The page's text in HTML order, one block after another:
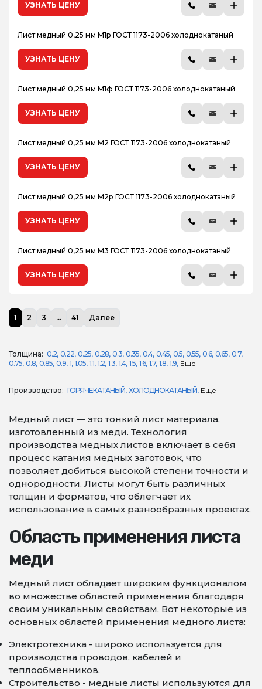
УЗНАТЬ ЦЕНУ
Лист медный 0,25 мм М1р ГОСТ 1173-2006 холоднокатаный
УЗНАТЬ ЦЕНУ
Лист медный 0,25 мм М1ф ГОСТ 1173-2006 холоднокатаный
УЗНАТЬ ЦЕНУ
Лист медный 0,25 мм М2 ГОСТ 1173-2006 холоднокатаный
УЗНАТЬ ЦЕНУ
Лист медный 0,25 мм М2р ГОСТ 1173-2006 холоднокатаный
УЗНАТЬ ЦЕНУ
Лист медный 0,25 мм М3 ГОСТ 1173-2006 холоднокатаный
УЗНАТЬ ЦЕНУ
1 2 3 ... 41 Далее
Толщина: 0.2 0.22 0.25 0.28 0.3 0.35 0.4 0.45 0.5 0.55 0.6 0.65 0.7
0.75 0.8 0.85 0.9 1 1.05 1.1 1.2 1.3 1.4 1.5 1.6 1.7 1.8 1.9 Еще
Производство: ГОРЯЧЕКАТАНЫЙ ХОЛОДНОКАТАНЫЙ Еще
Медный лист — это тонкий лист материала,
изготовленный из меди. Технология
производства медных листов включает в себя
процесс катания медных заготовок, что
позволяет добиться высокой степени точности и
однородности. Листы могут быть различных
толщин и форматов, что облегчает их
использование в самых разнообразных проектах.
Область применения листа
меди
Медный лист обладает широким функционалом
во множестве областей применения благодаря
своим уникальным свойствам. Вот некоторые из
основных областей применения медного листа:
Электротехника - широко используется для
производства проводов, кабелей и
теплообменников.
Строительство - медные листы используются для